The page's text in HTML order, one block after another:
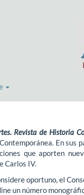
Revista de Historia
En sus
que aporten
Carlos IV.
oportuno, el
un número